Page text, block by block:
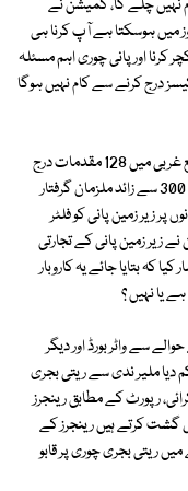
نہیں چلے گا، کمیشن نے
کا اظہار کرتے ہوئے کہا کہ اگر کرنا چاہے تو 15روز میں ہوسکتا ہے آپ کرنا ہی
اور پانی چوری اہم مسئلہ
درج کرنے سے کام نہیں ہوگا
پولیس کی رپورٹ کے مطابق پانی چوری کے خلاف ضلع غربی میں 128 مقدمات درج
ہوئے، پولیس اب تک 109 مقدمات کا چالان پیش کیا، 300 سے زائد ملزمان گرفتار
پر زیر زمین پانی کو فلٹر
زیر زمین پانی کے تجارتی
کہ بتایا جائے یہ کاروبار
یا نہیں ؟
سے واٹر بورڈ اور دیگر
دیا ملیر ندی سے ریتی بجری
رپورٹ کے مطابق رینجرز
گشت کرتے ہیں رینجرز کے
ریتی بجری چوری پر قابو